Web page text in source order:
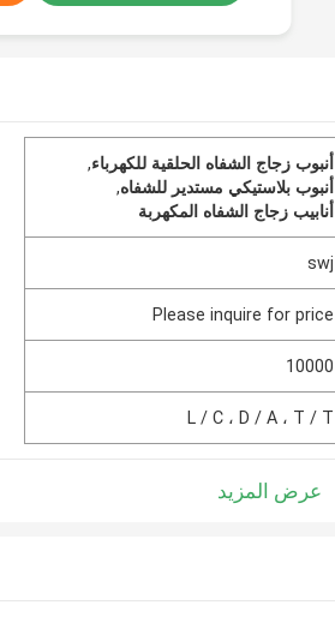
أنبوب زجاج الشفاه الحلقية للكهرباء,
أنبوب بلاستيكي مستدير للشفاه,
أنابيب زجاج الشفاه المكهربة
swj
Please inquire for price
10000
L / C ، D / A ، T / T
عرض المزيد